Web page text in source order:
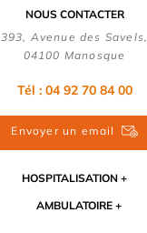
NOUS CONTACTER
393, Avenue des Savels,
04100 Manosque
Tél : 04 92 70 84 00
Envoyer un email
HOSPITALISATION
AMBULATOIRE